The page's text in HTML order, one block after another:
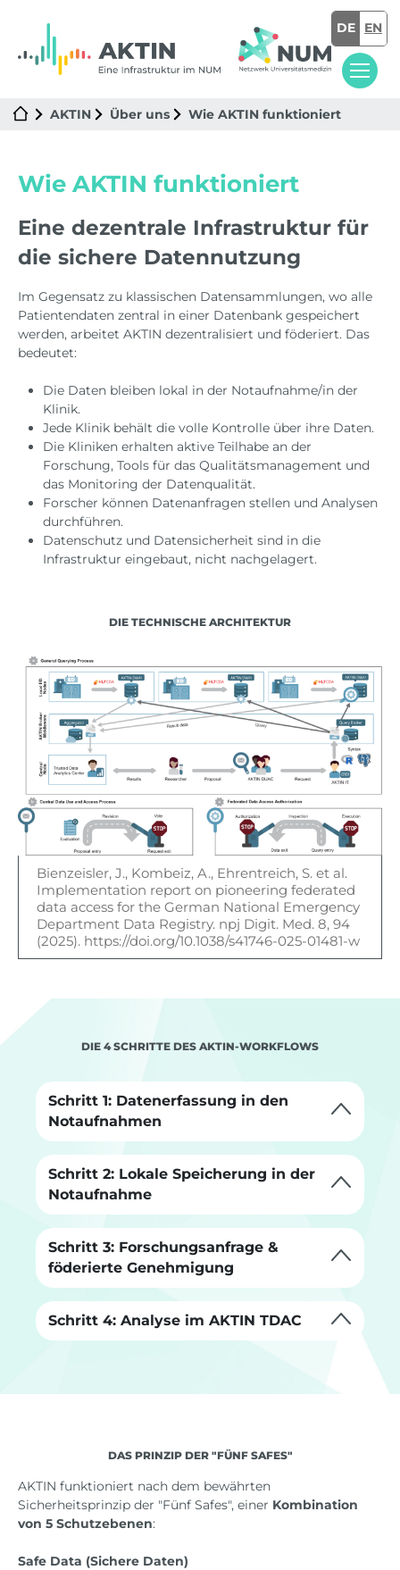
DE EN
AKTIN Über uns Wie AKTIN funktioniert
Wie AKTIN funktioniert
Eine dezentrale Infrastruktur für
die sichere Datennutzung
Im Gegensatz zu klassischen Datensammlungen, wo alle
Patientendaten zentral in einer Datenbank gespeichert
werden, arbeitet AKTIN dezentralisiert und föderiert. Das
bedeutet:
Die Daten bleiben lokal in der Notaufnahme/in der
Klinik.
Jede Klinik behält die volle Kontrolle über ihre Daten.
Die Kliniken erhalten aktive Teilhabe an der
Forschung, Tools für das Qualitätsmanagement und
das Monitoring der Datenqualität.
Forscher können Datenanfragen stellen und Analysen
durchführen.
Datenschutz und Datensicherheit sind in die
Infrastruktur eingebaut, nicht nachgelagert.
DIE TECHNISCHE ARCHITEKTUR
Bienzeisler, J., Kombeiz, A., Ehrentreich, S. et al.
Implementation report on pioneering federated
data access for the German National Emergency
Department Data Registry. npj Digit. Med. 8, 94
(2025). https://doi.org/10.1038/s41746-025-01481-w
DIE 4 SCHRITTE DES AKTIN-WORKFLOWS
Schritt 1: Datenerfassung in den
Notaufnahmen
Schritt 2: Lokale Speicherung in der
Notaufnahme
Schritt 3: Forschungsanfrage &
föderierte Genehmigung
Schritt 4: Analyse im AKTIN TDAC
DAS PRINZIP DER "FÜNF SAFES"
AKTIN funktioniert nach dem bewährten
Sicherheitsprinzip der "Fünf Safes", einer Kombination
von 5 Schutzebenen:
Safe Data (Sichere Daten)